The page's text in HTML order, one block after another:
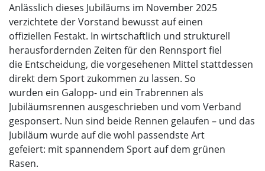
Anlässlich dieses Jubiläums im November 2025
verzichtete der Vorstand bewusst auf einen
offiziellen Festakt. In wirtschaftlich und strukturell
herausfordernden Zeiten für den Rennsport fiel
die Entscheidung, die vorgesehenen Mittel stattdessen
direkt dem Sport zukommen zu lassen. So
wurden ein Galopp- und ein Trabrennen als
Jubiläumsrennen ausgeschrieben und vom Verband
gesponsert. Nun sind beide Rennen gelaufen – und das
Jubiläum wurde auf die wohl passendste Art
gefeiert: mit spannendem Sport auf dem grünen
Rasen.